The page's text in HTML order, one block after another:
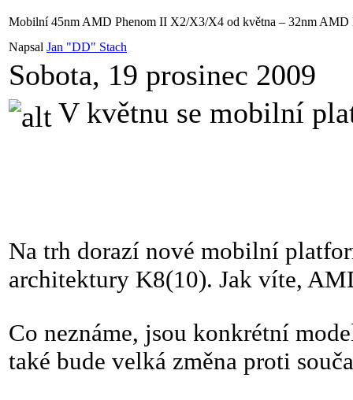
Mobilní 45nm AMD Phenom II X2/X3/X4 od května – 32nm AMD
Napsal Jan "DD" Stach
Sobota, 19 prosinec 2009
V květnu se mobilní
Na trh dorazí nové mobilní
architektury K8(10). Jak víte,
Co neznáme, jsou konkrétní
také bude velká změna proti